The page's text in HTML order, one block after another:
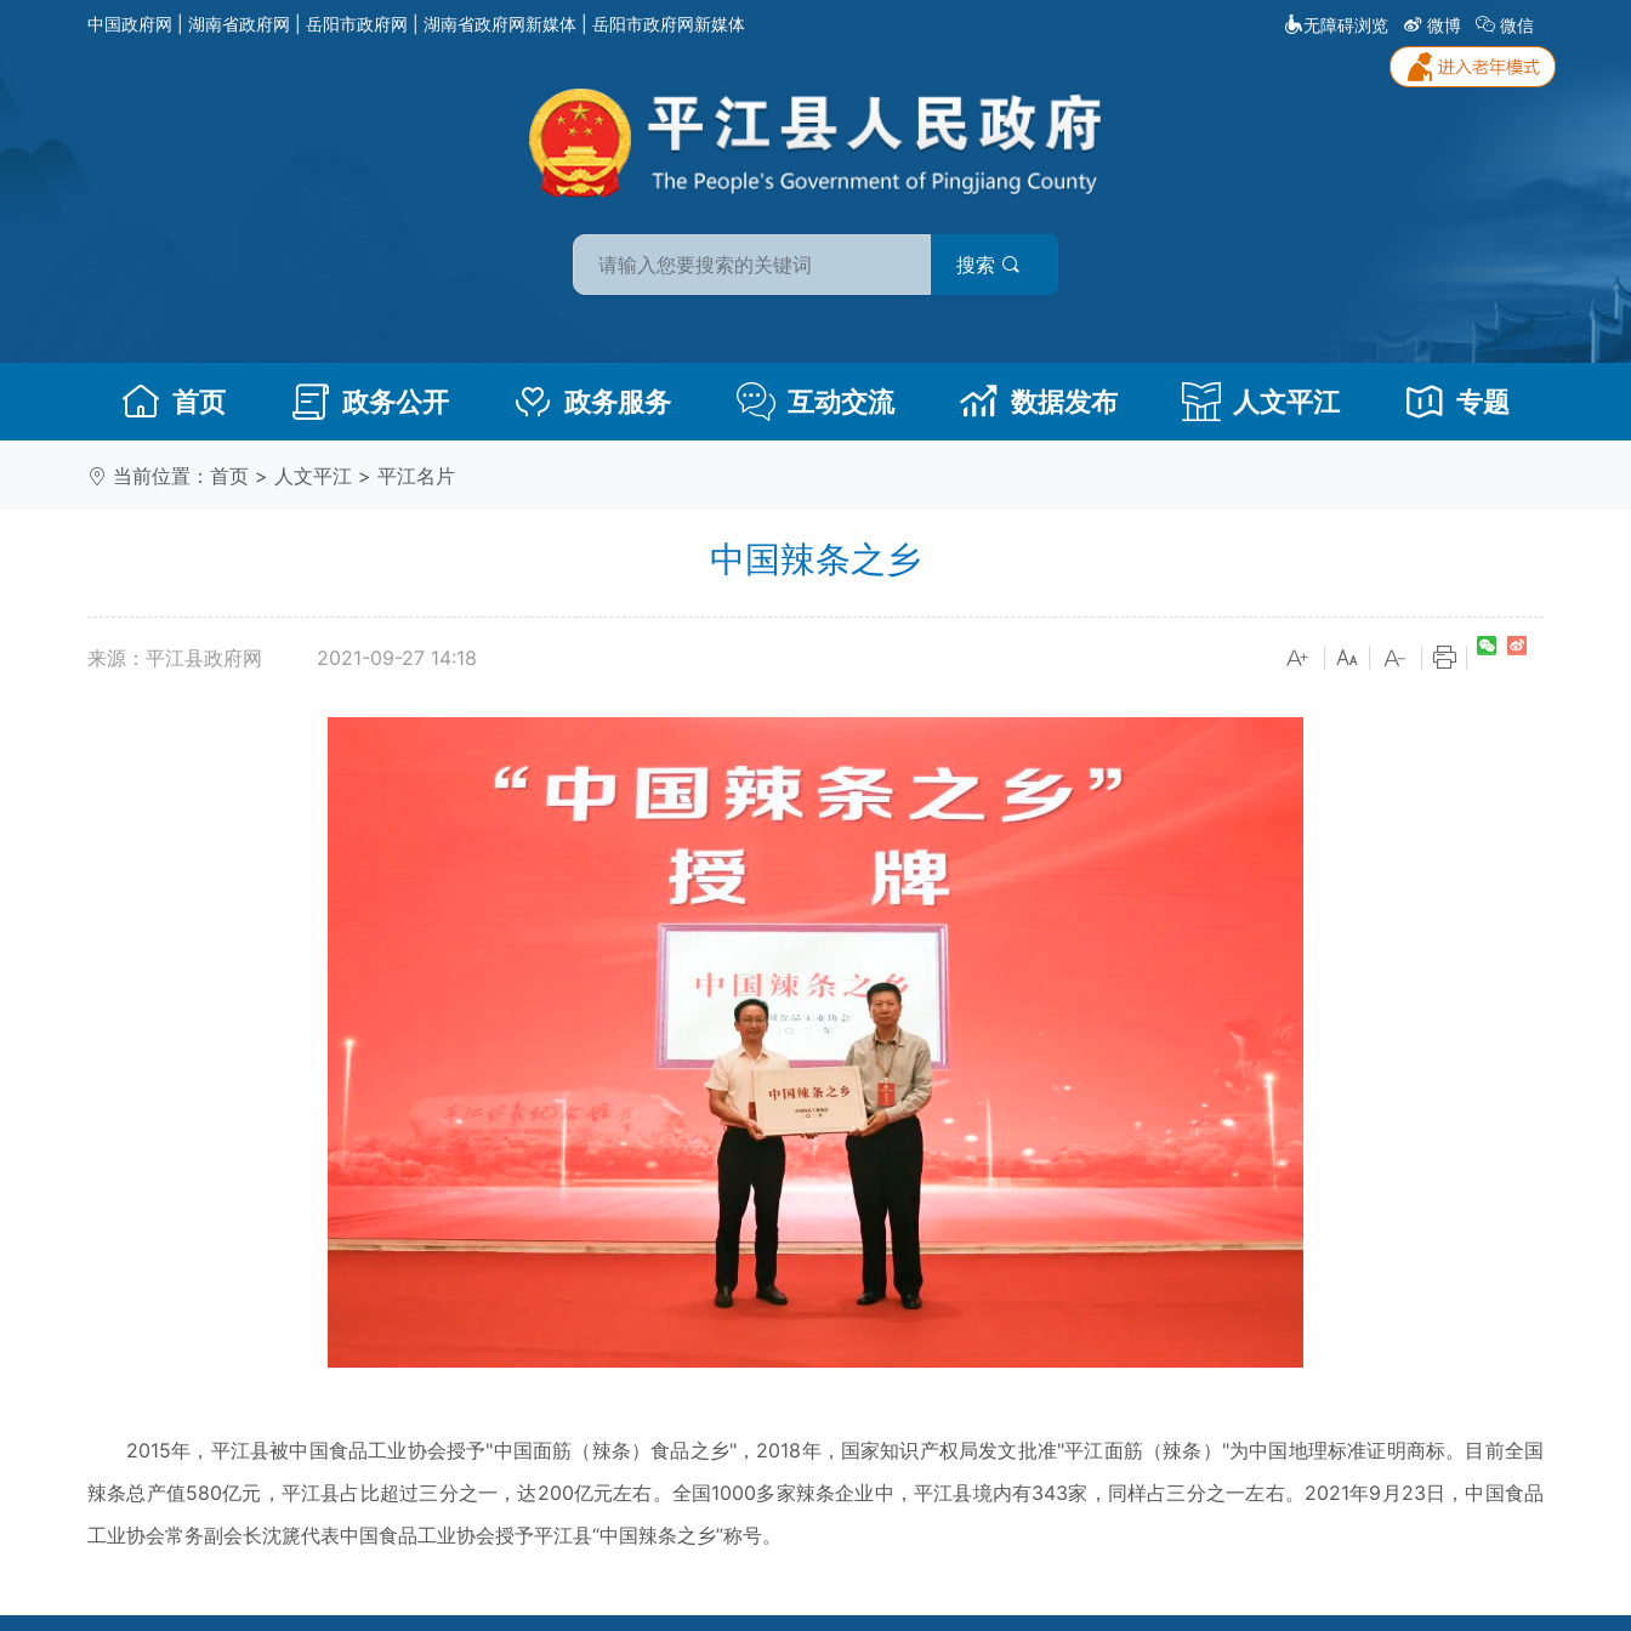
中国政府网 湖南省政府网 岳阳市政府网 湖南省政府网新媒体 岳阳市政府网新媒体 无障碍浏览 微博 微信
搜索
首页 政务公开 政务服务 互动交流 数据发布 人文平江 专题
当前位置： 首页 > 人文平江 > 平江名片
中国辣条之乡
来源：平江县政府网 2021-09-27 14:18
2015年，平江县被中国食品工业协会授予"中国面筋（辣条）食品之乡"，2018年，国家知识产权局发文批准"平江面筋（辣条）"为中国地理标准证明商标。目前全国
辣条总产值580亿元，平江县占比超过三分之一，达200亿元左右。全国1000多家辣条企业中，平江县境内有343家，同样占三分之一左右。2021年9月23日，中国食品
工业协会常务副会长沈篪代表中国食品工业协会授予平江县“中国辣条之乡”称号。